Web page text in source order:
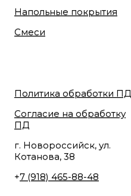
Напольные покрытия
Смеси
Политика обработки ПД
Согласие на обработку
ПД
г. Новороссийск, ул.
Котанова, 38
+7 (918) 465-88-48